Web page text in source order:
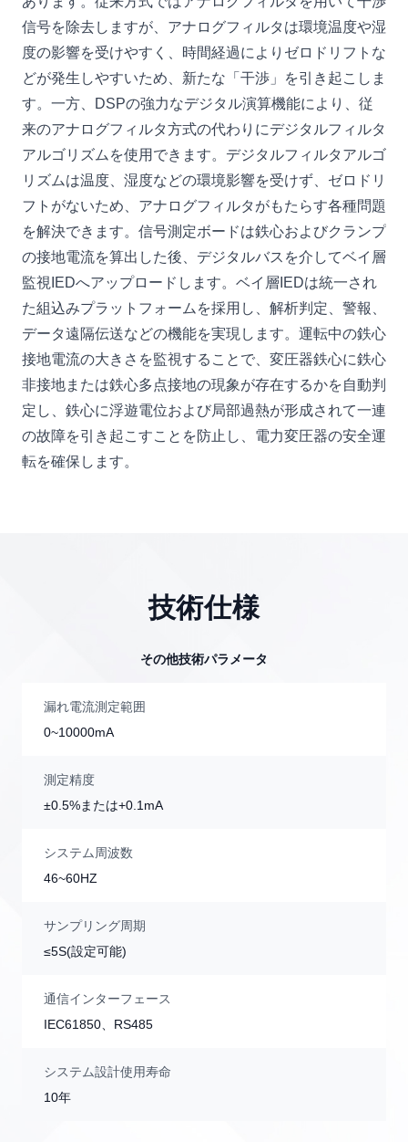
信号を除去しますが、アナログフィルタは環境温度や湿
度の影響を受けやすく、時間経過によりゼロドリフトな
どが発生しやすいため、新たな「干渉」を引き起こしま
す。一方、DSPの強力なデジタル演算機能により、従
来のアナログフィルタ方式の代わりにデジタルフィルタ
アルゴリズムを使用できます。デジタルフィルタアルゴ
リズムは温度、湿度などの環境影響を受けず、ゼロドリ
フトがないため、アナログフィルタがもたらす各種問題
を解決できます。信号測定ボードは鉄心およびクランプ
の接地電流を算出した後、デジタルバスを介してベイ層
監視IEDへアップロードします。ベイ層IEDは統一され
た組込みプラットフォームを採用し、解析判定、警報、
データ遠隔伝送などの機能を実現します。運転中の鉄心
接地電流の大きさを監視することで、変圧器鉄心に鉄心
非接地または鉄心多点接地の現象が存在するかを自動判
定し、鉄心に浮遊電位および局部過熱が形成されて一連
の故障を引き起こすことを防止し、電力変圧器の安全運
転を確保します。
技術仕様
その他技術パラメータ
漏れ電流測定範囲
0~10000mA
測定精度
±0.5%または+0.1mA
システム周波数
46~60HZ
サンプリング周期
≤5S(設定可能)
通信インターフェース
IEC61850、RS485
システム設計使用寿命
10年